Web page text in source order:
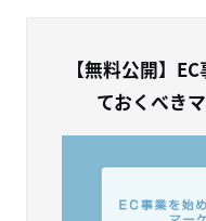
【無料公開】
ておくべき